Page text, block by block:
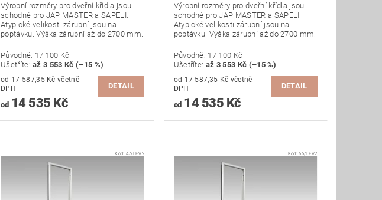
Výrobní rozměry pro dveřní křídla jsou
schodné pro JAP MASTER a SAPELI.
Atypické velikosti zárubní jsou na
poptávku. Výška zárubní až do 2700 mm.
Původně: 17 100 Kč
Ušetříte:až 3 553 Kč (–15 %)
od 17 587,35 Kč včetně
DPH
od14 535 Kč
DETAIL
Výrobní rozměry pro dveřní křídla jsou
schodné pro JAP MASTER a SAPELI.
Atypické velikosti zárubní jsou na
poptávku. Výška zárubní až do 2700 mm.
Původně: 17 100 Kč
Ušetříte: až 3 553 Kč (–15 %)
od 17 587,35 Kč včetně
DPH
od14 535 Kč
DETAIL
Kód: 47/LEV2 Kód:65/LEV2